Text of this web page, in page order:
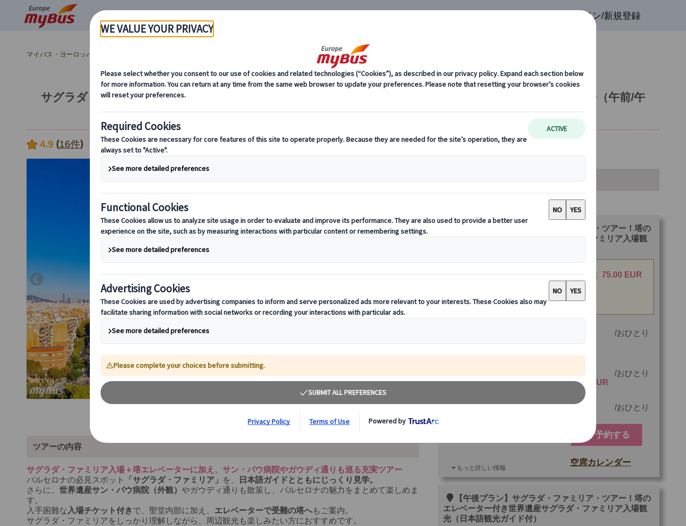
ログイン/新規登録
マイバス・ヨーロッパ 【最大25%OFF】夏旅応援キャンペーン (37)
サグラダ・ファミリア入場＋塔エレベーター｜サン・パウ病院＆ガウディ通り散策付き 日本語ガイドツアー（午前/午
後）
4.9 (16件)
ツアーの内容
サグラダ・ファミリア入場＋塔エレベーターに加え、サン・パウ病院やガウディ通りも巡る充実ツアー
バルセロナの必見スポット
「サグラダ・ファミリア」 を、
日本語ガイドとともにじっくり見学。
さらに、 世界遺産サン・パウ病院（外観） やガウディ通りも散策し、バルセロナの魅力をまとめて楽しめま
す。
入手困難な入場チケット付き で、聖堂内部に加え、 エレベーターで受難の塔へもご案内。
サグラダ・ファミリアをしっかり理解しながら、周辺観光も楽しみたい方におすすめです。
料金・空席カレンダー・お申込み
【午前プラン】サグラダ・ファミリア・ツアー！塔の
エレベーター付き世界遺産サグラダ・ファミリア入場観
【25%OFF】当サイトが最安値！夏旅 75.00 EUR
対象期間:2026年7月2日~2026年9月30日
おひとり
歳）
60.00 EUR
おひとり
おひとり
予約する
もっと詳しい情報
空席カレンダー
その他
最少催行人数
【午後プラン】サグラダ・ファミリア・ツアー！塔の
エレベーター付き世界遺産サグラダ・ファミリア入場観
光（日本語観光ガイド付）